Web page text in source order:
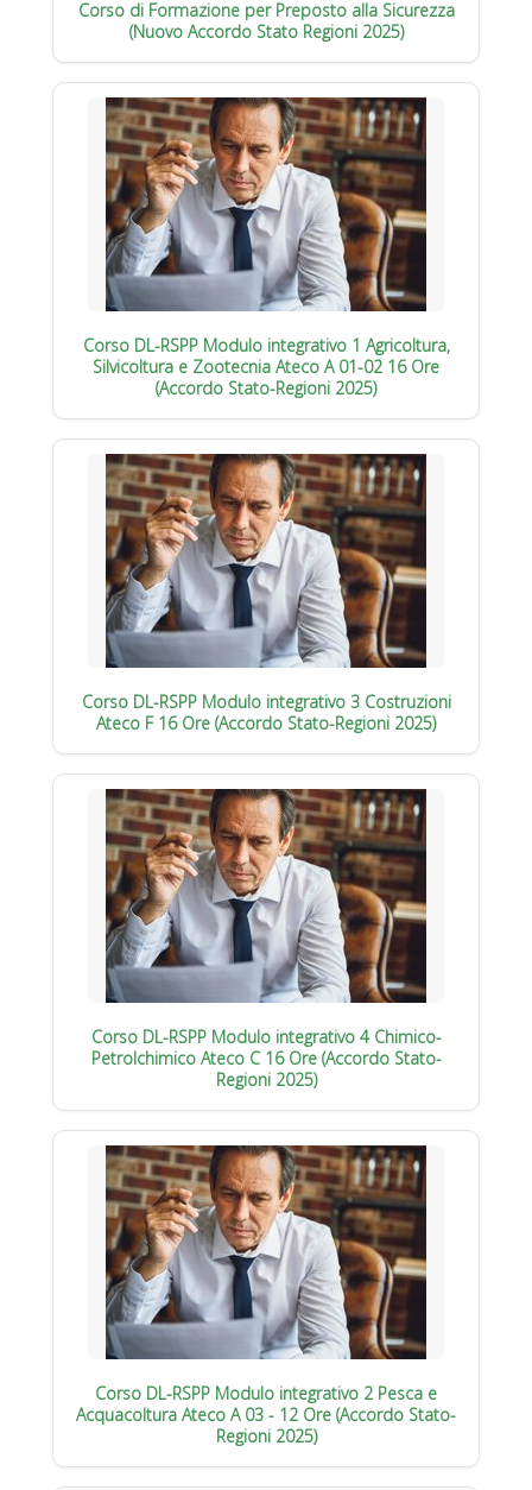
Corso di Formazione per Preposto alla Sicurezza
(Nuovo Accordo Stato Regioni 2025)
Corso DL-RSPP Modulo integrativo 1 Agricoltura,
Silvicoltura e Zootecnia Ateco A 01-02 16 Ore
(Accordo Stato-Regioni 2025)
Corso DL-RSPP Modulo integrativo 3 Costruzioni
Ateco F 16 Ore (Accordo Stato-Regioni 2025)
Corso DL-RSPP Modulo integrativo 4 Chimico-
Petrolchimico Ateco C 16 Ore (Accordo Stato-
Regioni 2025)
Corso DL-RSPP Modulo integrativo 2 Pesca e
Acquacoltura Ateco A 03 - 12 Ore (Accordo Stato-
Regioni 2025)